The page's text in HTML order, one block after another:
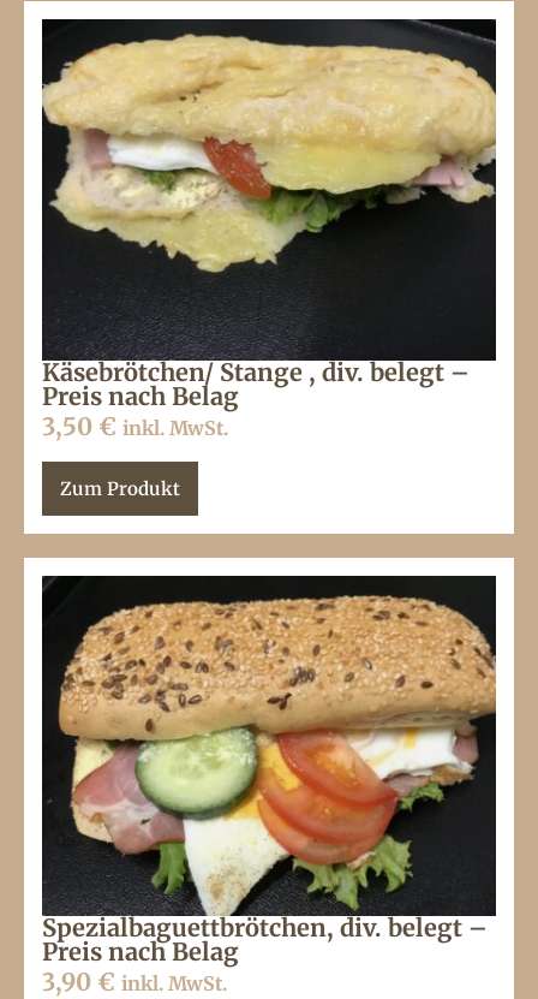
Käsebrötchen/ Stange , div. belegt –
Preis nach Belag
3,50 € inkl. MwSt.
Zum Produkt
Spezialbaguettbrötchen, div. belegt –
Preis nach Belag
3,90 € inkl. MwSt.